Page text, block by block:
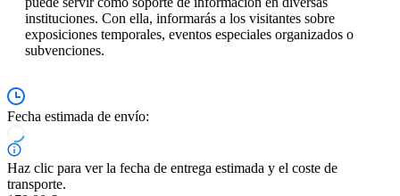
instituciones. Con ella, informarás a los visitantes sobre
exposiciones temporales, eventos especiales organizados o
subvenciones.
Fecha estimada de envío:
Haz clic para ver la fecha de entrega estimada y el coste de
transporte.